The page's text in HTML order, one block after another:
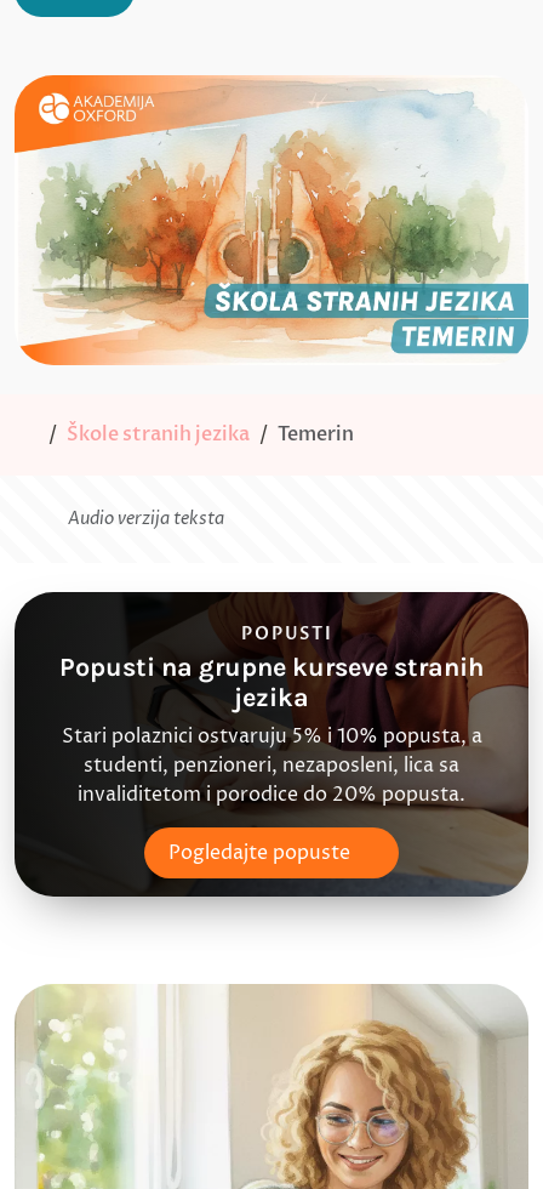
Škole stranih jezika Temerin
Audio verzija teksta
POPUSTI
Popusti na grupne kurseve stranih
jezika
Stari polaznici ostvaruju 5% i 10% popusta, a
studenti, penzioneri, nezaposleni, lica sa
invaliditetom i porodice do 20% popusta.
Pogledajte popuste